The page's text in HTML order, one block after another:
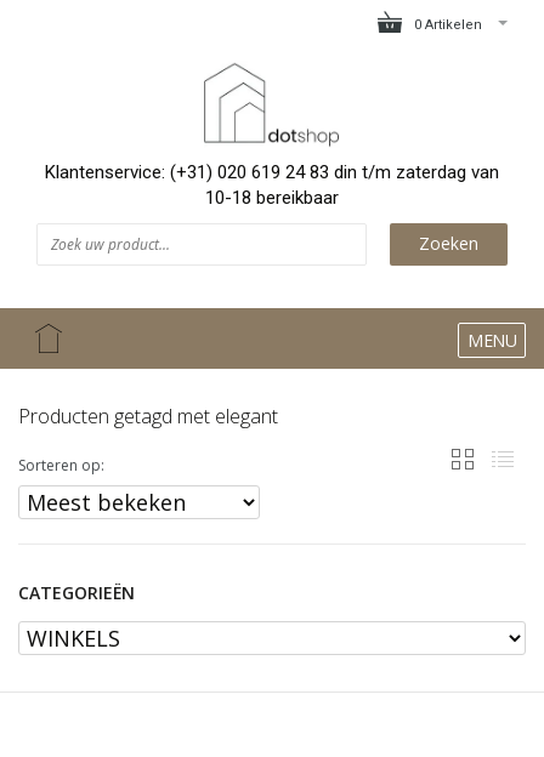
0 Artikelen
Klantenservice: (+31) 020 619 24 83 din t/m zaterdag van
10-18 bereikbaar
Zoeken
MENU
Producten getagd met elegant
Sorteren op:
CATEGORIEËN